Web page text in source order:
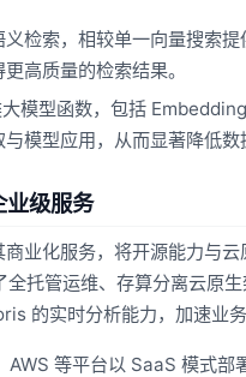
检索，相较单一向量搜索
高质量的检索结果。
模型函数，包括
模型应用，从而显著降低数
级服务
化服务，将开源能力与云
托管运维、存算分离云原
的实时分析能力，加速业务
等平台以 SaaS 模式